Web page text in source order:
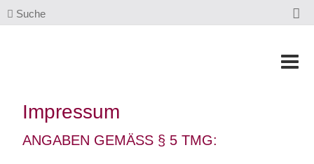
Suche
Impressum
ANGABEN GEMÄSS § 5 TMG: